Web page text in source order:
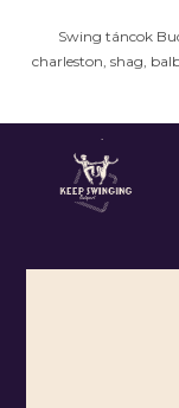
Swing táncok
charleston, shag,